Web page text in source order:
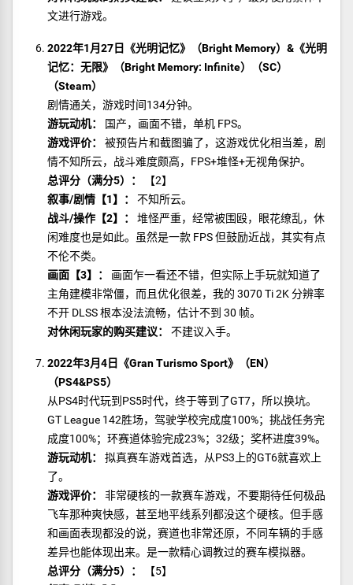
文进行游戏。
2022年1月27日《光明记忆》（Bright Memory）&《光明
记忆：无限》（Bright Memory: Infinite）（SC）
（Steam）
剧情通关，游戏时间134分钟。
游玩动机：
国产，画面不错，单机 FPS。
游戏评价：
被预告片和截图骗了，这游戏优化相当差，剧
情不知所云，战斗难度颇高，FPS+堆怪+无视角保护。
总评分（满分5）：
【2】
叙事/剧情【1】：
不知所云。
战斗/操作【2】：
堆怪严重，经常被围殴，眼花缭乱，休
闲难度也是如此。虽然是一款 FPS 但鼓励近战，其实有点
不伦不类。
画面【3】：
画面乍一看还不错，但实际上手玩就知道了
主角建模非常僵，而且优化很差，我的 3070 Ti 2K 分辨率
不开 DLSS 根本没法流畅，估计不到 30 帧。
对休闲玩家的购买建议：
不建议入手。
2022年3月4日《Gran Turismo Sport》（EN）
（PS4&PS5）
从PS4时代玩到PS5时代，终于等到了GT7，所以换坑。
GT League 142胜场，驾驶学校完成度100%；挑战任务完
成度100%；环赛道体验完成23%；32级；奖杯进度39%。
游玩动机：
拟真赛车游戏首选，从PS3上的GT6就喜欢上
了。
游戏评价：
非常硬核的一款赛车游戏，不要期待任何极品
飞车那种爽快感，甚至地平线系列都没这个硬核。但手感
和画面表现都没的说，赛道也非常还原，不同车辆的手感
差异也能体现出来。是一款精心调教过的赛车模拟器。
总评分（满分5）：
【5】